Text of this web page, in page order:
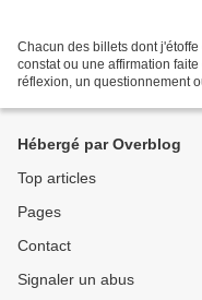
Chacun des billets dont
constat ou une affirmation
réflexion, un questionnement
Hébergé par Overblog
Top articles
Pages
Contact
Signaler un abus